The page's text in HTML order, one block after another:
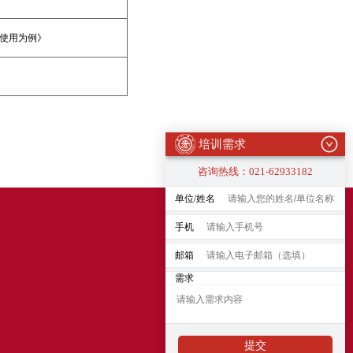
用为例》
培训需求
咨询热线：021-62933182
单位/姓名
手机
邮箱
需求